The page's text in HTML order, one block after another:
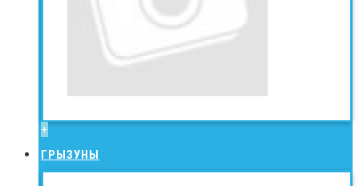
+
ГРЫЗУНЫ